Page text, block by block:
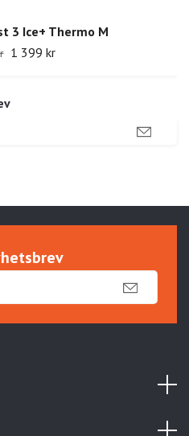
3 Ice+ Thermo M
1 399 kr